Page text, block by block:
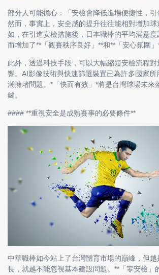
部分人可能擔心：「安檢會降低進場便捷性，引
然而，事實上，安全感的提升往往能相對增加球
如，在引進安檢措施後，日本職棒的平均滿意度
而增加了**「觀賽秩序良好」**和**「安心氛圍」
此外，透過科技手段，可以大幅縮短安檢流程
響。AI影像技術與快速篩選裝置已為許多國家所
潮擁堵問題。*「快而有效」*將是台灣球場未來
鍵。
#### **重視安全是成熟賽事的必要條件**
中華職棒如今站上了台灣體育市場的巔峰，但
長，就越不能忽視基本建設問題。**「零安檢」